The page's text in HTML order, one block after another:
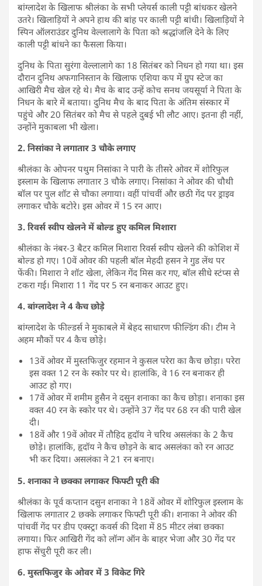
बांग्लादेश के खिलाफ श्रीलंका के सभी प्लेयर्स काली पट्टी बांधकर खेलने
उतरे। खिलाड़ियों ने अपने हाथ की बांह पर काली पट्टी बांधी। खिलाड़ियों ने
स्पिन ऑलराउंडर दुनिथ वेल्लालागे के पिता को श्रद्धांजलि देने के लिए
काली पट्टी बांधने का फैसला किया।
दुनिथ के पिता सुरंगा वेल्लालागे का 18 सितंबर को निधन हो गया था। इस
दौरान दुनिथ अफगानिस्तान के खिलाफ एशिया कप में ग्रुप स्टेज का
आखिरी मैच खेल रहे थे। मैच के बाद उन्हें कोच सनथ जयसूर्या ने पिता के
निधन के बारे में बताया। दुनिथ मैच के बाद पिता के अंतिम संस्कार में
पहुंचे और 20 सितंबर को मैच से पहले दुबई भी लौट आए। इतना ही नहीं,
उन्होंने मुकाबला भी खेला।
2. निसांका ने लगातार 3 चौके लगाए
श्रीलंका के ओपनर पथुम निसांका ने पारी के तीसरे ओवर में शोरिफुल
इस्लाम के खिलाफ लगातार 3 चौके लगाए। निसांका ने ओवर की चौथी
बॉल पर पुल शॉट से चौका लगाया। वहीं पांचवीं और छठी गेंद पर ड्राइव
लगाकर चौके बटोरे। इस ओवर में 15 रन आए।
3. रिवर्स स्वीप खेलने में बोल्ड हुए कमिल मिशारा
श्रीलंका के नंबर-3 बैटर कमिल मिशारा रिवर्स स्वीप खेलने की कोशिश में
बोल्ड हो गए। 10वें ओवर की पहली बॉल मेहदी हसन ने गुड लेंथ पर
फेंकी। मिशारा ने शॉट खेला, लेकिन गेंद मिस कर गए, बॉल सीधे स्टंप्स से
टकरा गई। मिशारा 11 गेंद पर 5 रन बनाकर आउट हुए।
4. बांग्लादेश ने 4 कैच छोड़े
बांग्लादेश के फील्डर्स ने मुकाबले में बेहद साधारण फील्डिंग की। टीम ने
अहम मौकों पर 4 कैच छोड़े।
13वें ओवर में मुस्तफिजुर रहमान ने कुसल परेरा का कैच छोड़ा। परेरा
इस वक्त 12 रन के स्कोर पर थे। हालांकि, वे 16 रन बनाकर ही
आउट हो गए।
17वें ओवर में शमीम हुसैन ने दसुन शनाका का कैच छोड़ा। शनाका इस
वक्त 40 रन के स्कोर पर थे। उन्होंने 37 गेंद पर 68 रन की पारी खेल
दी।
18वें और 19वें ओवर में तौहिद हृदॉय ने चरिथ असलंका के 2 कैच
छोड़े। हालांकि, हृदॉय ने कैच छोड़ने के बाद असलंका को रन आउट
भी कर दिया। असलंका ने 21 रन बनाए।
5. शनाका ने छक्का लगाकर फिफ्टी पूरी की
श्रीलंका के पूर्व कप्तान दसुन शनाका ने 18वें ओवर में शोरिफुल इस्लाम के
खिलाफ लगातार 2 छक्के लगाकर फिफ्टी पूरी की। शनाका ने ओवर की
पांचवीं गेंद पर डीप एक्स्ट्रा कवर्स की दिशा में 85 मीटर लंबा छक्का
लगाया। फिर आखिरी गेंद को लॉन्ग ऑन के बाहर भेजा और 30 गेंद पर
हाफ सेंचुरी पूरी कर ली।
6. मुस्तफिजुर के ओवर में 3 विकेट गिरे